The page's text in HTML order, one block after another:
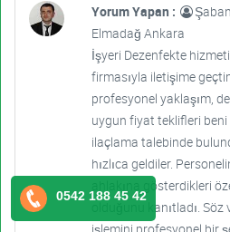
Yorum Yapan :
Elmadağ Ankara
İşyeri Dezenfekte
firmasıyla iletişime
profesyonel yaklaşım,
uygun fiyat teklifleri
ilaçlama talebinde
hızlıca geldiler.
ahlakına gösterdikleri
olduğunu kanıtladı.
0542 188 45 42